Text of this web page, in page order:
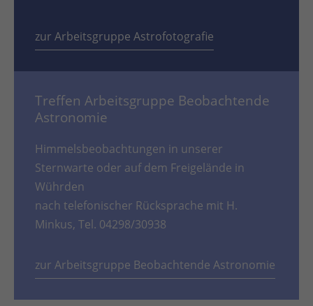
zur Arbeitsgruppe Astrofotografie
Treffen Arbeitsgruppe Beobachtende
Astronomie
Himmelsbeobachtungen in unserer
Sternwarte oder auf dem Freigelände in
Wührden
nach telefonischer Rücksprache mit H.
Minkus, Tel. 04298/30938
zur Arbeitsgruppe Beobachtende Astronomie